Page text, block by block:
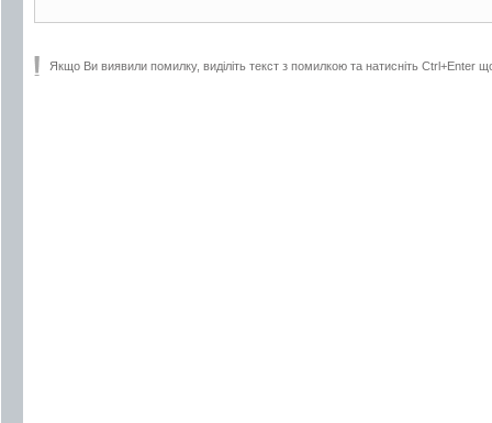
Якщо Ви виявили помилку, виділіть текст з помилкою та натисніть Ctrl+Enter